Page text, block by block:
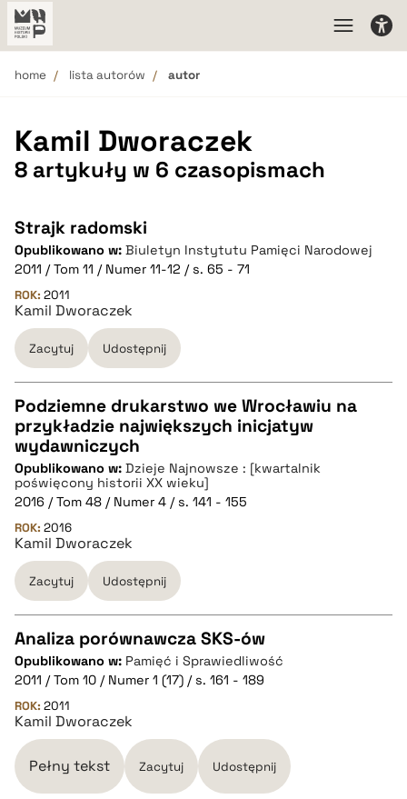
home lista autorów autor
Kamil Dworaczek
8 artykuły w 6 czasopismach
Strajk radomski
Opublikowano w: Biuletyn Instytutu Pamięci Narodowej
2011 / Tom 11 / Numer 11-12 / s. 65 - 71
ROK: 2011
Kamil Dworaczek
Zacytuj Udostępnij
CZYSTY TEKST
pobierz cytat
BIBTEX
pobierz cytat
Podziemne drukarstwo we Wrocławiu na
przykładzie największych inicjatyw
wydawniczych
Opublikowano w: Dzieje Najnowsze : [kwartalnik
poświęcony historii XX wieku]
2016 / Tom 48 / Numer 4 / s. 141 - 155
ROK: 2016
Kamil Dworaczek
Zacytuj Udostępnij
CZYSTY TEKST
pobierz cytat
Analiza porównawcza SKS-ów
Opublikowano w: Pamięć i Sprawiedliwość
2011 / Tom 10 / Numer 1 (17) / s. 161 - 189
ROK: 2011
Kamil Dworaczek
Pełny tekst Zacytuj Udostępnij